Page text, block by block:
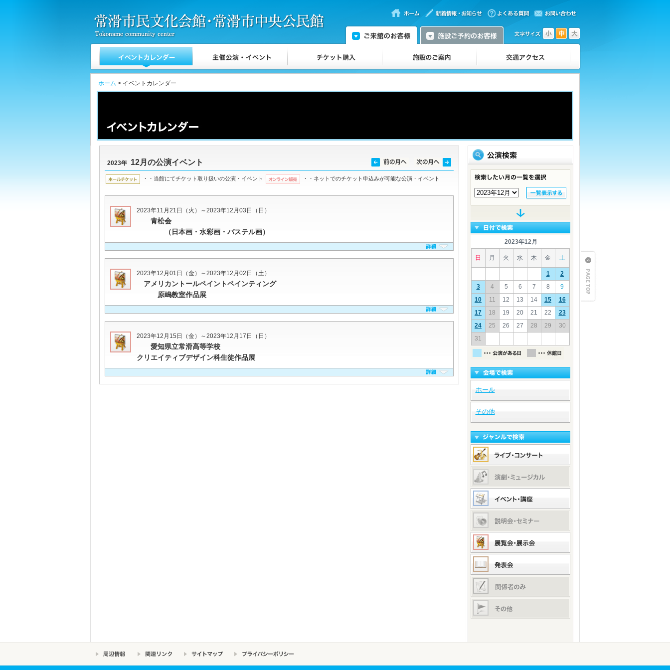
ホーム > イベントカレンダー
2023年 12月の公演イベント
・・当館にてチケット取り扱いの公演・イベント ・・ネットでのチケット申込みが可能な公演・イベント
2023年11月21日（火）～2023年12月03日（日）
青松会
（日本画・水彩画・パステル画）
2023年12月01日（金）～2023年12月02日（土）
アメリカントールペイントペインティング
原嶋教室作品展
2023年12月15日（金）～2023年12月17日（日）
愛知県立常滑高等学校
クリエイティブデザイン科生徒作品展
2023年12月
日 月 火 水 木 金 土
1
2
3
4 5 6 7 8
9
10
11 12 13 14 15
16
17
18 19 20 21 22
23
24
25 26 27 28 29
30
31
ホール
その他